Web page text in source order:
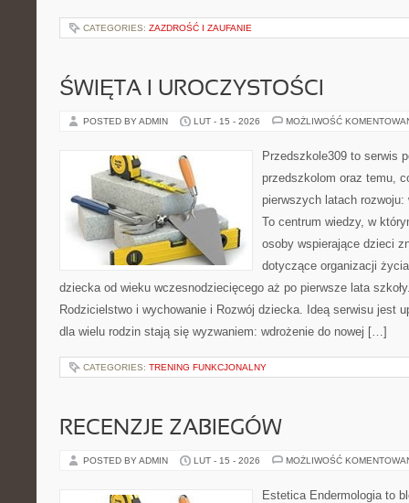
CATEGORIES: ZAZDROŚĆ I ZAUFANIE
ŚWIĘTA I UROCZYSTOŚCI
POSTED BY ADMIN LUT - 15 - 2026 MOŻLIWOŚĆ
Przedszkole309 to serwis
przedszkolom oraz temu,
pierwszych latach
To centrum wiedzy, w
osoby wspierające dzieci
dotyczące organizacji
dziecka od wieku wczesnodziecięcego aż po pierwsze lata
Rodzicielstwo i wychowanie i Rozwój dziecka. Ideą serwisu jest
dla wielu rodzin stają się wyzwaniem: wdrożenie do nowej […]
CATEGORIES: TRENING FUNKCJONALNY
RECENZJE ZABIEGÓW
POSTED BY ADMIN LUT - 15 - 2026 MOŻLIWOŚĆ
Estetica Endermologia to